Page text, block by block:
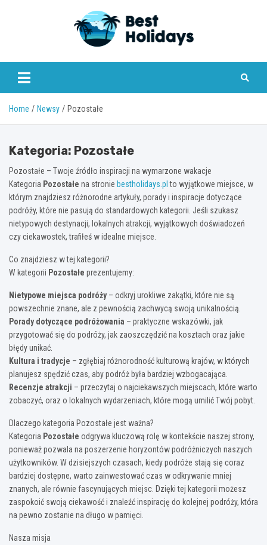
bestholidays.pl
Home Newsy Pozostałe
Kategoria: Pozostałe
Pozostałe – Twoje źródło inspiracji na wymarzone wakacje
Kategoria Pozostałe na stronie bestholidays.pl to wyjątkowe miejsce, w
którym znajdziesz różnorodne artykuły, porady i inspiracje dotyczące
podróży, które nie pasują do standardowych kategorii. Jeśli szukasz
nietypowych destynacji, lokalnych atrakcji, wyjątkowych doświadczeń
czy ciekawostek, trafiłeś w idealne miejsce.
Co znajdziesz w tej kategorii?
W kategorii Pozostałe prezentujemy:
Nietypowe miejsca podróży– odkryj urokliwe zakątki, które nie są
powszechnie znane, ale z pewnością zachwycą swoją unikalnością.
Porady dotyczące podróżowania – praktyczne wskazówki, jak
przygotować się do podróży, jak zaoszczędzić na kosztach oraz jakie
błędy unikać.
Kultura i tradycje – zgłębiaj różnorodność kulturową krajów, w których
planujesz spędzić czas, aby podróż była bardziej wzbogacająca.
Recenzje atrakcji – przeczytaj o najciekawszych miejscach, które warto
zobaczyć, oraz o lokalnych wydarzeniach, które mogą umilić Twój pobyt.
Dlaczego kategoria Pozostałe jest ważna?
Kategoria Pozostałe odgrywa kluczową rolę w kontekście naszej strony,
ponieważ pozwala na poszerzenie horyzontów podróżniczych naszych
użytkowników. W dzisiejszych czasach, kiedy podróże stają się coraz
bardziej dostępne, warto zainwestować czas w odkrywanie mniej
znanych, ale równie fascynujących miejsc. Dzięki tej kategorii możesz
zaspokoić swoją ciekawość i znaleźć inspirację do kolejnej podróży, która
na pewno zostanie na długo w pamięci.
Nasza misja